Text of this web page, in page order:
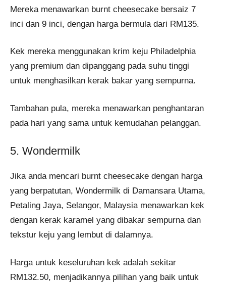
Mereka menawarkan burnt cheesecake bersaiz 7
inci dan 9 inci, dengan harga bermula dari RM135.
Kek mereka menggunakan krim keju Philadelphia
yang premium dan dipanggang pada suhu tinggi
untuk menghasilkan kerak bakar yang sempurna.
Tambahan pula, mereka menawarkan penghantaran
pada hari yang sama untuk kemudahan pelanggan.
5. Wondermilk
Jika anda mencari burnt cheesecake dengan harga
yang berpatutan, Wondermilk di Damansara Utama,
Petaling Jaya, Selangor, Malaysia menawarkan kek
dengan kerak karamel yang dibakar sempurna dan
tekstur keju yang lembut di dalamnya.
Harga untuk keseluruhan kek adalah sekitar
RM132.50, menjadikannya pilihan yang baik untuk